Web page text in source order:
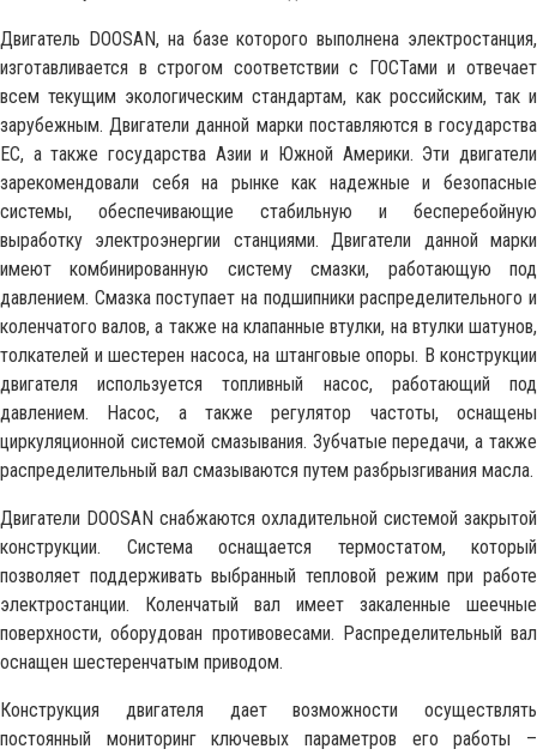
Двигатель DOOSAN, на базе которого выполнена электростанция,
изготавливается в строгом соответствии с ГОСТами и отвечает
всем текущим экологическим стандартам, как российским, так и
зарубежным. Двигатели данной марки поставляются в государства
ЕС, а также государства Азии и Южной Америки. Эти двигатели
зарекомендовали себя на рынке как надежные и безопасные
системы, обеспечивающие стабильную и бесперебойную
выработку электроэнергии станциями. Двигатели данной марки
имеют комбинированную систему смазки, работающую под
давлением. Смазка поступает на подшипники распределительного и
коленчатого валов, а также на клапанные втулки, на втулки шатунов,
толкателей и шестерен насоса, на штанговые опоры. В конструкции
двигателя используется топливный насос, работающий под
давлением. Насос, а также регулятор частоты, оснащены
циркуляционной системой смазывания. Зубчатые передачи, а также
распределительный вал смазываются путем разбрызгивания масла.
Двигатели DOOSAN снабжаются охладительной системой закрытой
конструкции. Система оснащается термостатом, который
позволяет поддерживать выбранный тепловой режим при работе
электростанции. Коленчатый вал имеет закаленные шеечные
поверхности, оборудован противовесами. Распределительный вал
оснащен шестеренчатым приводом.
Конструкция двигателя дает возможности осуществлять
постоянный мониторинг ключевых параметров его работы –